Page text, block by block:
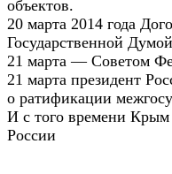
объектов.
20 марта 2014 года
Государственной Думой
21 марта — Советом
21 марта президент
о ратификации
И с того времени Крым
России